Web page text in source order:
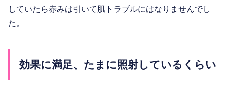
していたら赤みは引いて肌トラブルにはなりませんでし
た。
効果に満足、たまに照射しているくらい